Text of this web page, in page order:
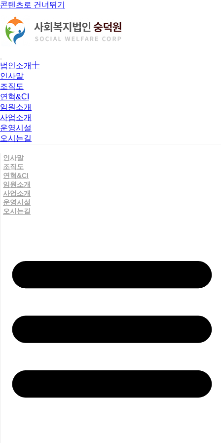
콘텐츠로 건너뛰기
법인소개
인사말
조직도
연혁&CI
임원소개
사업소개
운영시설
오시는길
인사말
조직도
연혁&CI
임원소개
사업소개
운영시설
오시는길